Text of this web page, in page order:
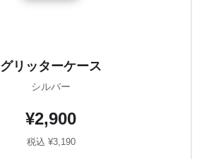
グリッターケース
シルバー
¥2,900
税込 ¥3,190